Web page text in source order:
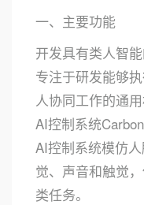
一、主要功能
开发具有类人智
专注于研发能够
人协同工作的通用
AI控制系统
AI控制系统模仿
觉、声音和触觉
类任务。